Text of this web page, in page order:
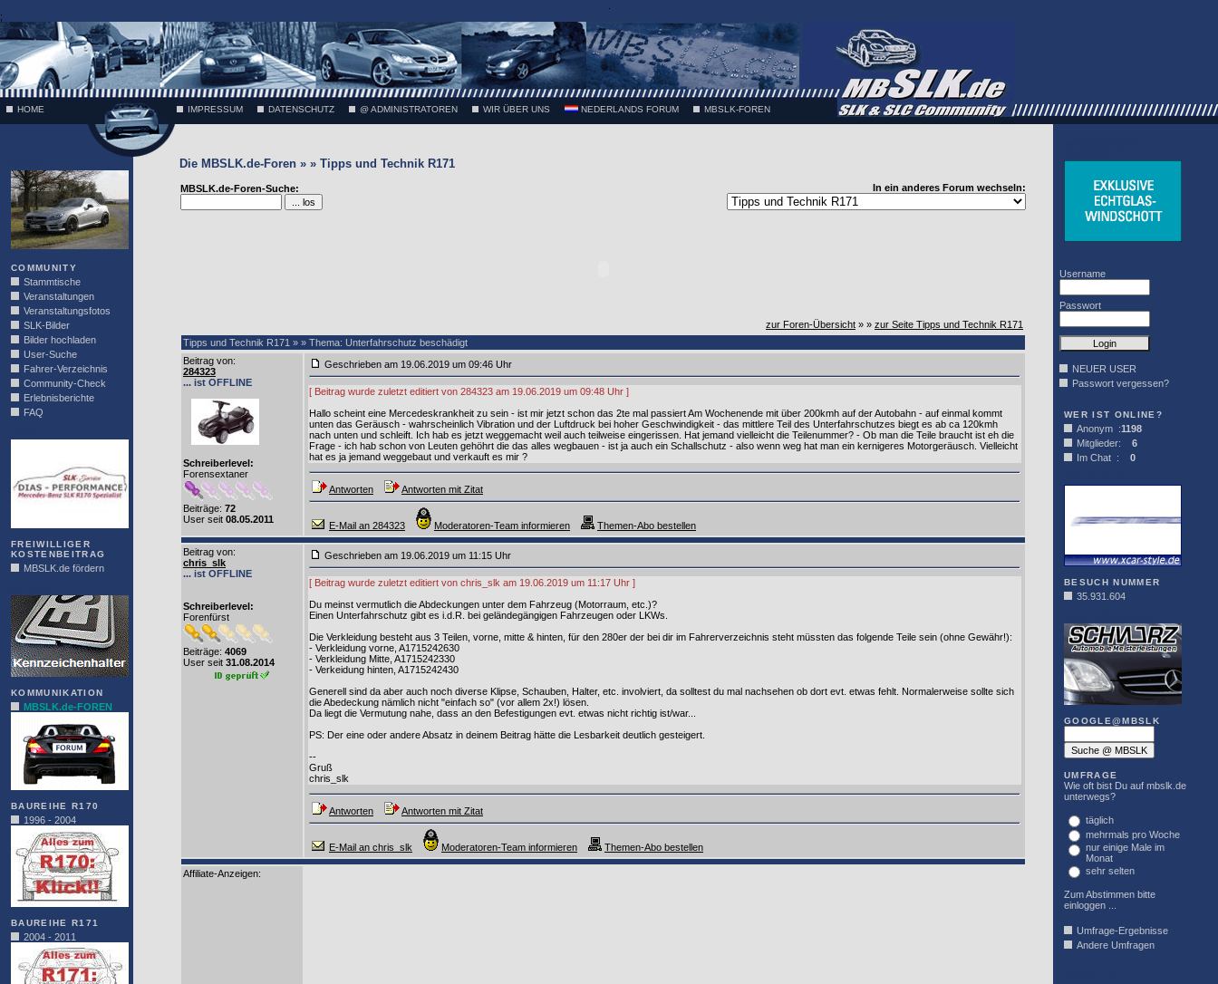
;
HOME IMPRESSUM DATENSCHUTZ @ ADMINISTRATOREN WIR ÜBER UNS NEDERLANDS FORUM MBSLK-FOREN
COMMUNITY
Stammtische
Veranstaltungen
Veranstaltungsfotos
SLK-Bilder
Bilder hochladen
User-Suche
Fahrer-Verzeichnis
Community-Check
Erlebnisberichte
FAQ
FREIWILLIGER
KOSTENBEITRAG
MBSLK.de fördern
KOMMUNIKATION
MBSLK.de-FOREN
BAUREIHE R170
1996 - 2004
BAUREIHE R171
2004 - 2011
Die MBSLK.de-Foren » » Tipps und Technik R171
MBSLK.de-Foren-Suche: In ein anderes Forum wechseln:
zur Foren-Übersicht » » zur Seite Tipps und Technik R171
Tipps und Technik R171 » » Thema: Unterfahrschutz beschädigt
Beitrag von:
284323
... ist OFFLINE
Schreiberlevel:
Forensextaner
Beiträge: 72
User seit 08.05.2011
Geschrieben am 19.06.2019 um 09:46 Uhr
[ Beitrag wurde zuletzt editiert von 284323 am 19.06.2019 um 09:48 Uhr ]
Hallo scheint eine Mercedeskrankheit zu sein - ist mir jetzt schon das 2te mal passiert Am Wochenende mit über 200kmh auf der Autobahn - auf einmal kommt
unten das Geräusch - wahrscheinlich Vibration und der Luftdruck bei hoher Geschwindigkeit - das mittlere Teil des Unterfahrschutzes biegt es ab ca 120kmh
nach unten und schleift. Ich hab es jetzt weggemacht weil auch teilweise eingerissen. Hat jemand vielleicht die Teilenummer? - Ob man die Teile braucht ist eh die
Frage - ich hab schon von Leuten gehöhrt die das alles wegbauen - ist ja auch ein Schallschutz - also wenn weg hat man ein kernigeres Motorgeräusch. Vielleicht
hat es ja jemand weggebaut und verkauft es mir ?
Antworten Antworten mit Zitat
E-Mail an 284323 Moderatoren-Team informieren Themen-Abo bestellen
Beitrag von:
chris_slk
... ist OFFLINE
Schreiberlevel:
Forenfürst
Beiträge: 4069
User seit 31.08.2014
Geschrieben am 19.06.2019 um 11:15 Uhr
[ Beitrag wurde zuletzt editiert von chris_slk am 19.06.2019 um 11:17 Uhr ]
Du meinst vermutlich die Abdeckungen unter dem Fahrzeug (Motorraum, etc.)?
Einen Unterfahrschutz gibt es i.d.R. bei geländegängigen Fahrzeugen oder LKWs.
Die Verkleidung besteht aus 3 Teilen, vorne, mitte & hinten, für den 280er der bei dir im Fahrerverzeichnis steht müssten das folgende Teile sein (ohne Gewähr!):
- Verkleidung vorne, A1715242630
- Verkleidung Mitte, A1715242330
- Verkeidung hinten, A1715242430
Generell sind da aber auch noch diverse Klipse, Schauben, Halter, etc. involviert, da solltest du mal nachsehen ob dort evt. etwas fehlt. Normalerweise sollte sich
die Abedeckung nämlich nicht "einfach so" (vor allem 2x!) lösen.
Da liegt die Vermutung nahe, dass an den Befestigungen evt. etwas nicht richtig ist/war...
PS: Der eine oder andere Absatz in deinem Beitrag hätte die Lesbarkeit deutlich gesteigert.
--
Gruß
chris_slk
Antworten Antworten mit Zitat
E-Mail an chris_slk Moderatoren-Team informieren Themen-Abo bestellen
Affiliate-Anzeigen:
Username
Passwort
NEUER USER
Passwort vergessen?
WER IST ONLINE?
Anonym :1198
Mitglieder: 6
Im Chat : 0
BESUCH NUMMER
35.931.604
GOOGLE@MBSLK
UMFRAGE
Wie oft bist Du auf mbslk.de
unterwegs?
täglich
mehrmals pro Woche
nur einige Male im
Monat
sehr selten
Zum Abstimmen bitte
einloggen ...
Umfrage-Ergebnisse
Andere Umfragen